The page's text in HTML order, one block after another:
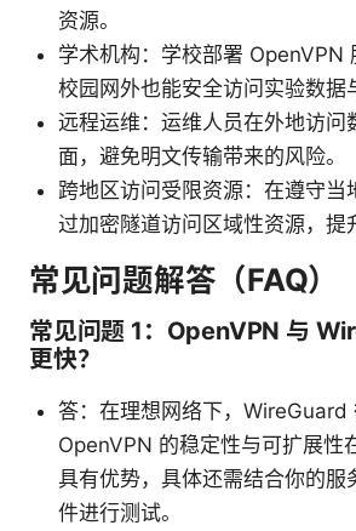
资源。
学术机构：学校部署 OpenVPN
校园网外也能安全访问实验数据
远程运维：运维人员在外地访问
面，避免明文传输带来的风险。
跨地区访问受限资源：在遵守当
过加密隧道访问区域性资源，提
常见问题解答（FAQ）
常见问题 1：OpenVPN 与
更快？
答：在理想网络下，WireGuard
OpenVPN 的稳定性与可扩展性
具有优势，具体还需结合你的服
件进行测试。